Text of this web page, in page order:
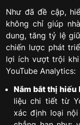
Như đã đề cập,
không chỉ giúp
dung, tăng tỷ lệ
chiến lược phát
lợi ích vượt trội khi
YouTube Analytics:
Nắm bắt thị hiếu
liệu chi tiết từ
xác định loại